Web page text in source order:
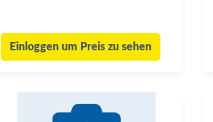
Einloggen um Preis zu sehen